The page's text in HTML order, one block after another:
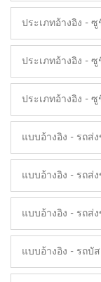
ประเภทอ้างอิง -
ประเภทอ้างอิง -
ประเภทอ้างอิง -
แบบอ้างอิง - รถส่
แบบอ้างอิง - รถส่
แบบอ้างอิง - รถส่
แบบอ้างอิง - รถบั